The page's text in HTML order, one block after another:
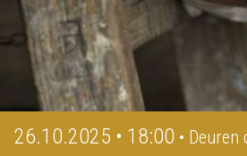
26.10.2025 • 18:00 • Deuren